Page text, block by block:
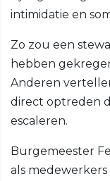
intimidatie en
Zo zou een
hebben
Anderen
direct optreden
escaleren.
Burgemeester
als